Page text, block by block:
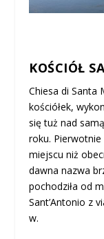
KOŚCIÓŁ
Chiesa di Santa
kościółek,
się tuż nad
roku. Pierwotnie
miejscu niż
dawna nazwa
pochodziła od
Sant’Antonio z
w.